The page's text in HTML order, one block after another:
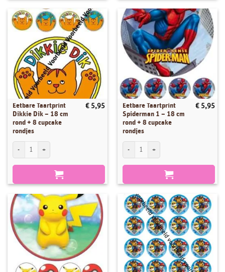
Eetbare Taartprint
Dikkie Dik – 18 cm
rond + 8 cupcake
rondjes
€ 5,95
Eetbare Taartprint Dikkie Dik - 18 cm rond + 8 cupcake rondjes aantal
Eetbare Taartprint
Spiderman 1 – 18 cm
rond + 8 cupcake
rondjes
€ 5,95
Eetbare Taartprint Spiderman 1 - 18